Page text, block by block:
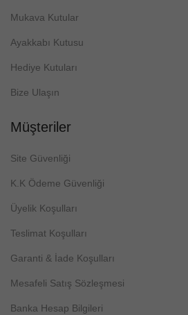
Mukava Kutular
Ayakkabı Kutusu
Hediye Kutuları
Bize Ulaşın
Müşteriler
Site Güvenliği
K.K Ödeme Güvenliği
Üyelik Koşulları
Teslimat Koşulları
Garanti & İade Koşulları
Mesafeli Satış Sözleşmesi
Banka Hesap Bilgileri